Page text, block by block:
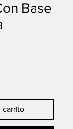
Base
carrito